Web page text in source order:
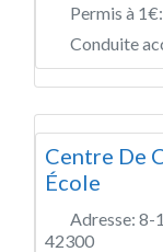
Permis à 1€:
Conduite
Centre De
École
Adresse: 8-
42300